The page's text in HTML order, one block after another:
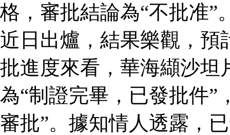
格，審批結論為“不批准”
近日出爐，結果樂觀，
批進度來看，華海纈沙坦
為“制證完畢，已發批件”
審批”。據知情人透露，